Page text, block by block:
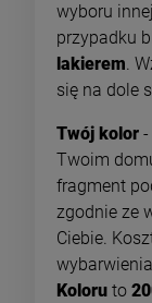
wyboru
przypadku
lakierem.
się na dole
Twój kolor
Twoim
fragment
zgodnie ze
Ciebie.
Koloru to